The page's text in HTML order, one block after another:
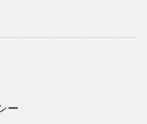
ー